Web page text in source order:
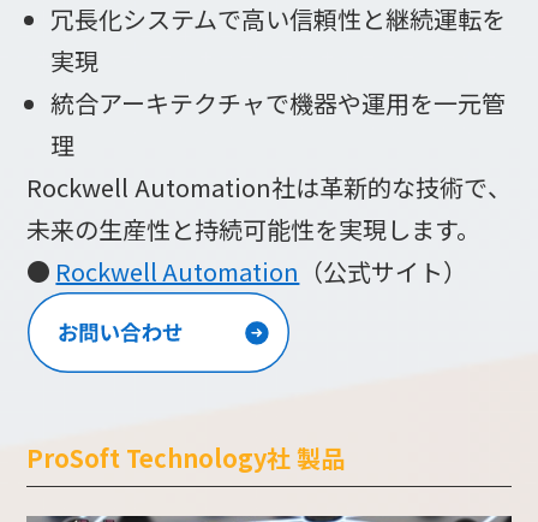
冗長化システムで高い信頼性と継続運転を
実現
統合アーキテクチャで機器や運用を一元管
理
Rockwell Automation社は革新的な技術で、
未来の生産性と持続可能性を実現します。
● Rockwell Automation （公式サイト）
ProSoft Technology社 製品